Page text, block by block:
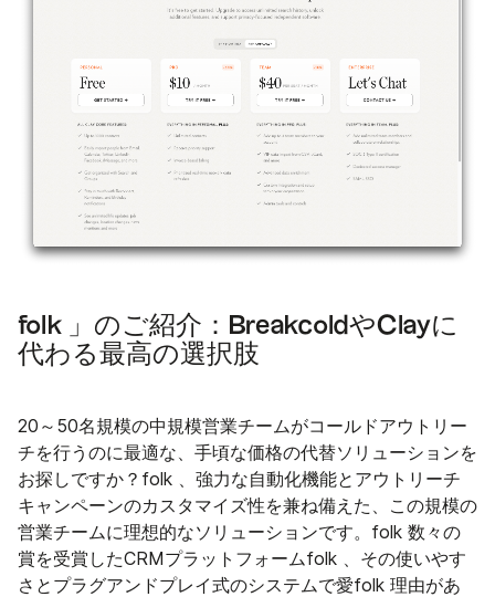
folk 」のご紹介：BreakcoldやClayに
代わる最高の選択肢
20～50名規模の中規模営業チームがコールドアウトリー
チを行うのに最適な、手頃な価格の代替ソリューションを
お探しですか？folk 、強力な自動化機能とアウトリーチ
キャンペーンのカスタマイズ性を兼ね備えた、この規模の
営業チームに理想的なソリューションです。folk 数々の
賞を受賞したCRMプラットフォームfolk 、その使いやす
さとプラグアンドプレイ式のシステムで愛folk 理由があ